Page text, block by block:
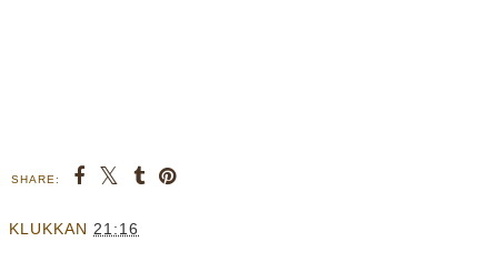
SHARE:
KLUKKAN 21:16